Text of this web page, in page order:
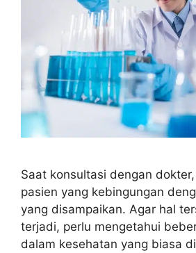
Saat konsultasi dengan
pasien yang kebingungan
yang disampaikan. Agar hal
terjadi, perlu mengetahui
dalam kesehatan yang biasa